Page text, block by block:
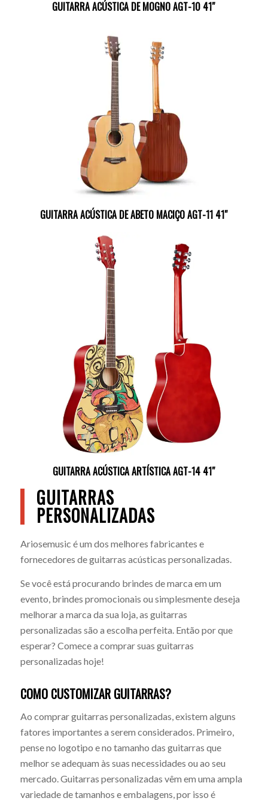
GUITARRA ACÚSTICA DE MOGNO AGT-10 41″
GUITARRA ACÚSTICA DE ABETO MACIÇO AGT-11 41″
GUITARRA ACÚSTICA ARTÍSTICA AGT-14 41″
GUITARRAS
PERSONALIZADAS
Ariosemusic é um dos melhores fabricantes e
fornecedores de guitarras acústicas personalizadas.
Se você está procurando brindes de marca em um
evento, brindes promocionais ou simplesmente deseja
melhorar a marca da sua loja, as guitarras
personalizadas são a escolha perfeita. Então por que
esperar? Comece a comprar suas guitarras
personalizadas hoje!
COMO CUSTOMIZAR GUITARRAS?
Ao comprar guitarras personalizadas, existem alguns
fatores importantes a serem considerados. Primeiro,
pense no logotipo e no tamanho das guitarras que
melhor se adequam às suas necessidades ou ao seu
mercado. Guitarras personalizadas vêm em uma ampla
variedade de tamanhos e embalagens, por isso é